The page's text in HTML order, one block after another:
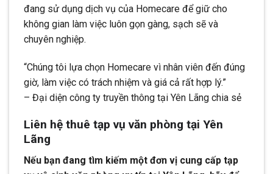
đang sử dụng dịch vụ của Homecare để giữ cho
không gian làm việc luôn gọn gàng, sạch sẽ và
chuyên nghiệp.
“Chúng tôi lựa chọn Homecare vì nhân viên đến đúng
giờ, làm việc có trách nhiệm và giá cả rất hợp lý.”
– Đại diện công ty truyền thông tại Yên Lãng chia sẻ
Liên hệ thuê tạp vụ văn phòng tại Yên
Lãng
Nếu bạn đang tìm kiếm một đơn vị cung cấp tạp